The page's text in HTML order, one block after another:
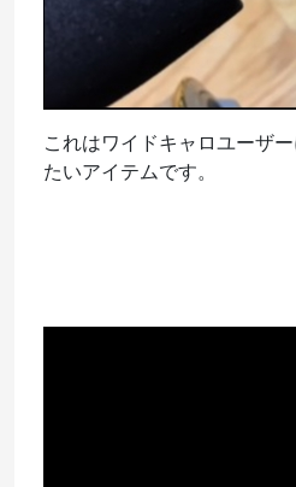
これはワイドキャロユーザ
たいアイテムです。